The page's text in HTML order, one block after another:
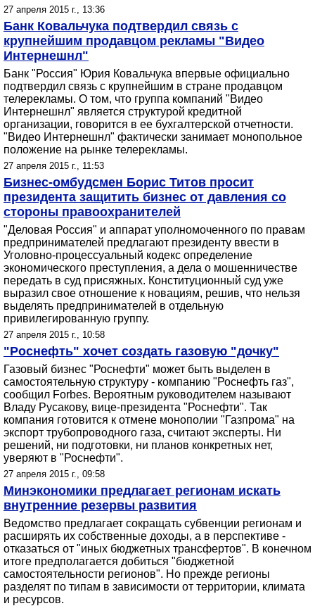
27 апреля 2015 г., 13:36
Банк Ковальчука подтвердил связь с
крупнейшим продавцом рекламы "Видео
Интернешнл"
Банк "Россия" Юрия Ковальчука впервые официально
подтвердил связь с крупнейшим в стране продавцом
телерекламы. О том, что группа компаний "Видео
Интернешнл" является структурой кредитной
организации, говорится в ее бухгалтерской отчетности.
"Видео Интернешнл" фактически занимает монопольное
положение на рынке телерекламы.
27 апреля 2015 г., 11:53
Бизнес-омбудсмен Борис Титов просит
президента защитить бизнес от давления со
стороны правоохранителей
"Деловая Россия" и аппарат уполномоченного по правам
предпринимателей предлагают президенту ввести в
Уголовно-процессуальный кодекс определение
экономического преступления, а дела о мошенничестве
передать в суд присяжных. Конституционный суд уже
выразил свое отношение к новациям, решив, что нельзя
выделять предпринимателей в отдельную
привилегированную группу.
27 апреля 2015 г., 10:58
"Роснефть" хочет создать газовую "дочку"
Газовый бизнес "Роснефти" может быть выделен в
самостоятельную структуру - компанию "Роснефть газ",
сообщил Forbes. Вероятным руководителем называют
Владу Русакову, вице-президента "Роснефти". Так
компания готовится к отмене монополии "Газпрома" на
экспорт трубопроводного газа, считают эксперты. Ни
решений, ни подготовки, ни планов конкретных нет,
уверяют в "Роснефти".
27 апреля 2015 г., 09:58
Минэкономики предлагает регионам искать
внутренние резервы развития
Ведомство предлагает сокращать субвенции регионам и
расширять их собственные доходы, а в перспективе -
отказаться от "иных бюджетных трансфертов". В конечном
итоге предполагается добиться "бюджетной
самостоятельности регионов". Но прежде регионы
разделят по типам в зависимости от территории, климата
и ресурсов.